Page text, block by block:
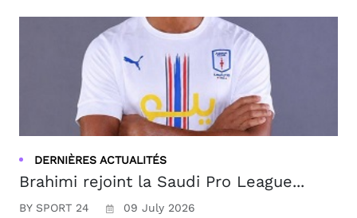
DERNIÈRES ACTUALITÉS
Brahimi rejoint la Saudi Pro League...
BY SPORT 24 09 July 2026